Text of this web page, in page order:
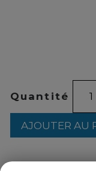
Quantité
12
AJOUTER AU